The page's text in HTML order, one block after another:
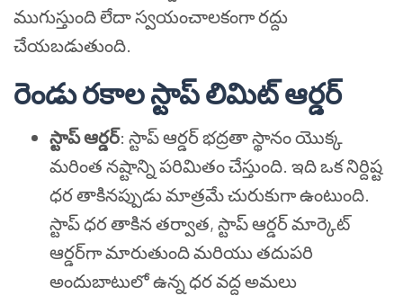
ముగుస్తుంది లేదా స్వయంచాలకంగా రద్దు
చేయబడుతుంది.
రెండు రకాల స్టాప్ లిమిట్ ఆర్డర్
స్టాప్ ఆర్డర్: స్టాప్ ఆర్డర్ భద్రతా స్థానం యొక్క
మరింత నష్టాన్ని పరిమితం చేస్తుంది. ఇది ఒక నిర్దిష్ట
ధర తాకినప్పుడు మాత్రమే చురుకుగా ఉంటుంది.
స్టాప్ ధర తాకిన తర్వాత, స్టాప్ ఆర్డర్ మార్కెట్
ఆర్డర్‌గా మారుతుంది మరియు తదుపరి
అందుబాటులో ఉన్న ధర వద్ద అమలు